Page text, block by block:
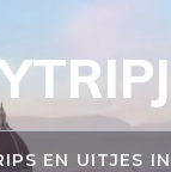
EN UITJES